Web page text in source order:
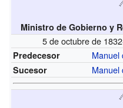
Ministro de Gobierno y
5 de octubre de
Predecesor Manuel
Sucesor Manuel